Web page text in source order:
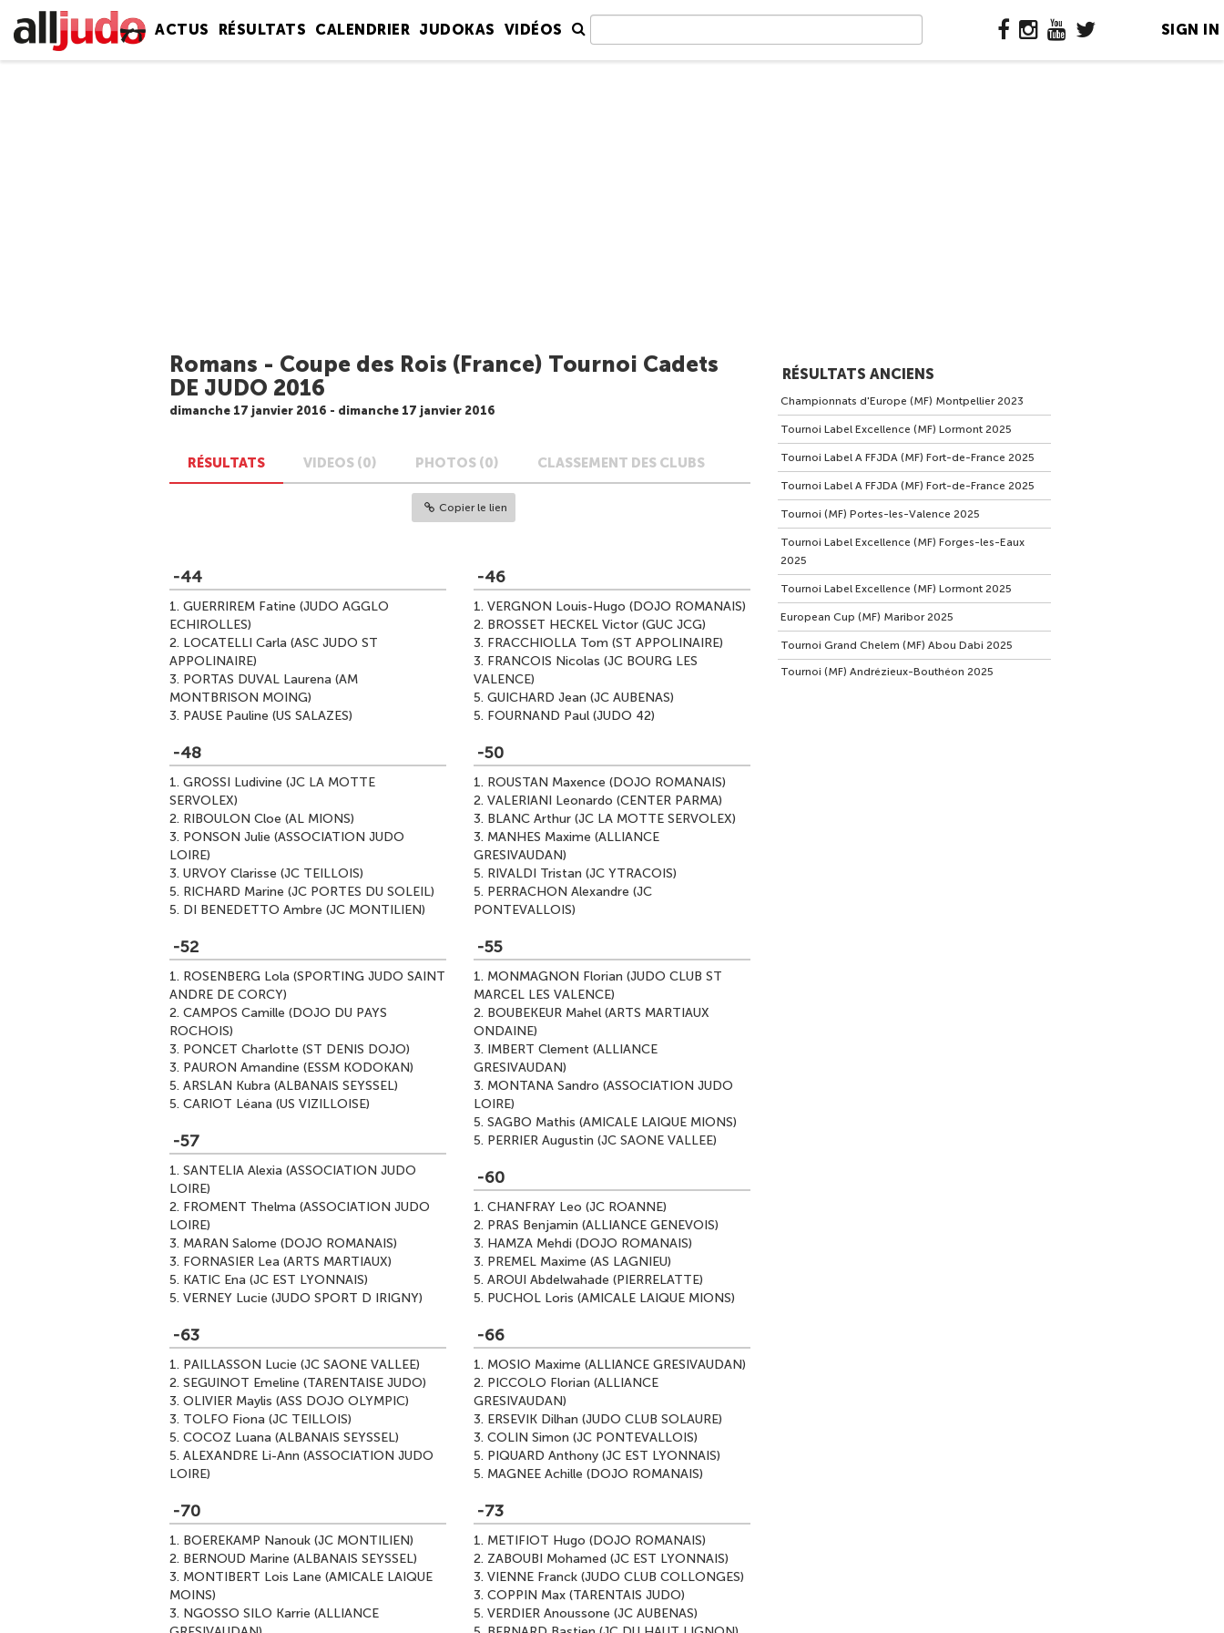
ACTUS RÉSULTATS CALENDRIER JUDOKAS VIDÉOS SIGN IN
Romans - Coupe des Rois (France) Tournoi Cadets
DE JUDO 2016
dimanche 17 janvier 2016 - dimanche 17 janvier 2016
RÉSULTATS VIDEOS (0) PHOTOS (0) CLASSEMENT DES CLUBS
Copier le lien
-44
1. GUERRIREM Fatine (JUDO AGGLO
ECHIROLLES)
2. LOCATELLI Carla (ASC JUDO ST
APPOLINAIRE)
3. PORTAS DUVAL Laurena (AM
MONTBRISON MOING)
3. PAUSE Pauline (US SALAZES)
-48
1. GROSSI Ludivine (JC LA MOTTE
SERVOLEX)
2. RIBOULON Cloe (AL MIONS)
3. PONSON Julie (ASSOCIATION JUDO
LOIRE)
3. URVOY Clarisse (JC TEILLOIS)
5. RICHARD Marine (JC PORTES DU SOLEIL)
5. DI BENEDETTO Ambre (JC MONTILIEN)
-52
1. ROSENBERG Lola (SPORTING JUDO SAINT
ANDRE DE CORCY)
2. CAMPOS Camille (DOJO DU PAYS
ROCHOIS)
3. PONCET Charlotte (ST DENIS DOJO)
3. PAURON Amandine (ESSM KODOKAN)
5. ARSLAN Kubra (ALBANAIS SEYSSEL)
5. CARIOT Léana (US VIZILLOISE)
-57
1. SANTELIA Alexia (ASSOCIATION JUDO
LOIRE)
2. FROMENT Thelma (ASSOCIATION JUDO
LOIRE)
3. MARAN Salome (DOJO ROMANAIS)
3. FORNASIER Lea (ARTS MARTIAUX)
5. KATIC Ena (JC EST LYONNAIS)
5. VERNEY Lucie (JUDO SPORT D IRIGNY)
-63
1. PAILLASSON Lucie (JC SAONE VALLEE)
2. SEGUINOT Emeline (TARENTAISE JUDO)
3. OLIVIER Maylis (ASS DOJO OLYMPIC)
3. TOLFO Fiona (JC TEILLOIS)
5. COCOZ Luana (ALBANAIS SEYSSEL)
5. ALEXANDRE Li-Ann (ASSOCIATION JUDO
LOIRE)
-70
1. BOEREKAMP Nanouk (JC MONTILIEN)
2. BERNOUD Marine (ALBANAIS SEYSSEL)
3. MONTIBERT Lois Lane (AMICALE LAIQUE
MOINS)
3. NGOSSO SILO Karrie (ALLIANCE
-46
1. VERGNON Louis-Hugo (DOJO ROMANAIS)
2. BROSSET HECKEL Victor (GUC JCG)
3. FRACCHIOLLA Tom (ST APPOLINAIRE)
3. FRANCOIS Nicolas (JC BOURG LES
VALENCE)
5. GUICHARD Jean (JC AUBENAS)
5. FOURNAND Paul (JUDO 42)
-50
1. ROUSTAN Maxence (DOJO ROMANAIS)
2. VALERIANI Leonardo (CENTER PARMA)
3. BLANC Arthur (JC LA MOTTE SERVOLEX)
3. MANHES Maxime (ALLIANCE
GRESIVAUDAN)
5. RIVALDI Tristan (JC YTRACOIS)
5. PERRACHON Alexandre (JC
PONTEVALLOIS)
-55
1. MONMAGNON Florian (JUDO CLUB ST
MARCEL LES VALENCE)
2. BOUBEKEUR Mahel (ARTS MARTIAUX
ONDAINE)
3. IMBERT Clement (ALLIANCE
GRESIVAUDAN)
3. MONTANA Sandro (ASSOCIATION JUDO
LOIRE)
5. SAGBO Mathis (AMICALE LAIQUE MIONS)
5. PERRIER Augustin (JC SAONE VALLEE)
-60
1. CHANFRAY Leo (JC ROANNE)
2. PRAS Benjamin (ALLIANCE GENEVOIS)
3. HAMZA Mehdi (DOJO ROMANAIS)
3. PREMEL Maxime (AS LAGNIEU)
5. AROUI Abdelwahade (PIERRELATTE)
5. PUCHOL Loris (AMICALE LAIQUE MIONS)
-66
1. MOSIO Maxime (ALLIANCE GRESIVAUDAN)
2. PICCOLO Florian (ALLIANCE
GRESIVAUDAN)
3. ERSEVIK Dilhan (JUDO CLUB SOLAURE)
3. COLIN Simon (JC PONTEVALLOIS)
5. PIQUARD Anthony (JC EST LYONNAIS)
5. MAGNEE Achille (DOJO ROMANAIS)
-73
1. METIFIOT Hugo (DOJO ROMANAIS)
2. ZABOUBI Mohamed (JC EST LYONNAIS)
3. VIENNE Franck (JUDO CLUB COLLONGES)
3. COPPIN Max (TARENTAIS JUDO)
5. VERDIER Anoussone (JC AUBENAS)
RÉSULTATS ANCIENS
Championnats d'Europe (MF) Montpellier 2023
Tournoi Label Excellence (MF) Lormont 2025
Tournoi Label A FFJDA (MF) Fort-de-France 2025
Tournoi Label A FFJDA (MF) Fort-de-France 2025
Tournoi (MF) Portes-les-Valence 2025
Tournoi Label Excellence (MF) Forges-les-Eaux
2025
Tournoi Label Excellence (MF) Lormont 2025
European Cup (MF) Maribor 2025
Tournoi Grand Chelem (MF) Abou Dabi 2025
Tournoi (MF) Andrézieux-Bouthéon 2025